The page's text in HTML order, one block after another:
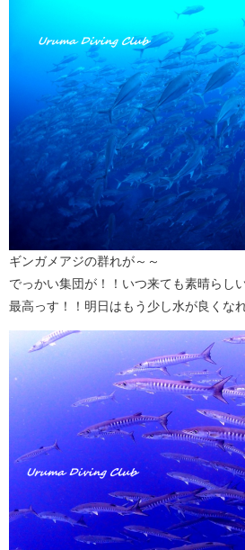
ギンガメアジの群れが～～
でっかい集団が！！いつ来ても素晴らしい
最高っす！！明日はもう少し水が良くな